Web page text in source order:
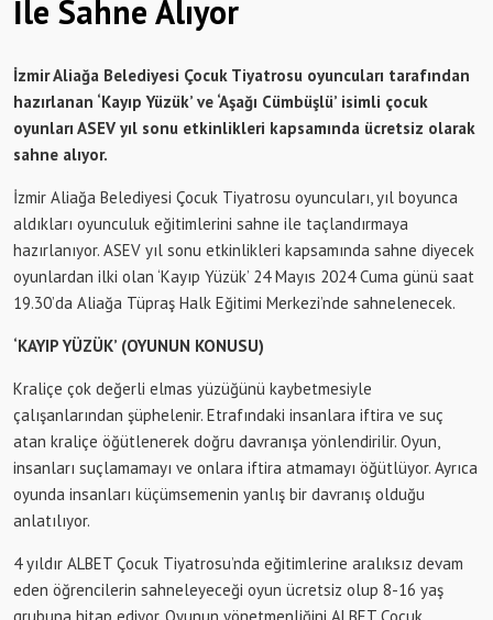
İle Sahne Alıyor
İzmir Aliağa Belediyesi Çocuk Tiyatrosu oyuncuları tarafından
hazırlanan ‘Kayıp Yüzük’ ve ‘Aşağı Cümbüşlü’ isimli çocuk
oyunları ASEV yıl sonu etkinlikleri kapsamında ücretsiz olarak
sahne alıyor.
İzmir Aliağa Belediyesi Çocuk Tiyatrosu oyuncuları, yıl boyunca
aldıkları oyunculuk eğitimlerini sahne ile taçlandırmaya
hazırlanıyor. ASEV yıl sonu etkinlikleri kapsamında sahne diyecek
oyunlardan ilki olan ‘Kayıp Yüzük’ 24 Mayıs 2024 Cuma günü saat
19.30’da Aliağa Tüpraş Halk Eğitimi Merkezi’nde sahnelenecek.
‘KAYIP YÜZÜK’ (OYUNUN KONUSU)
Kraliçe çok değerli elmas yüzüğünü kaybetmesiyle
çalışanlarından şüphelenir. Etrafındaki insanlara iftira ve suç
atan kraliçe öğütlenerek doğru davranışa yönlendirilir. Oyun,
insanları suçlamamayı ve onlara iftira atmamayı öğütlüyor. Ayrıca
oyunda insanları küçümsemenin yanlış bir davranış olduğu
anlatılıyor.
4 yıldır ALBET Çocuk Tiyatrosu’nda eğitimlerine aralıksız devam
eden öğrencilerin sahneleyeceği oyun ücretsiz olup 8-16 yaş